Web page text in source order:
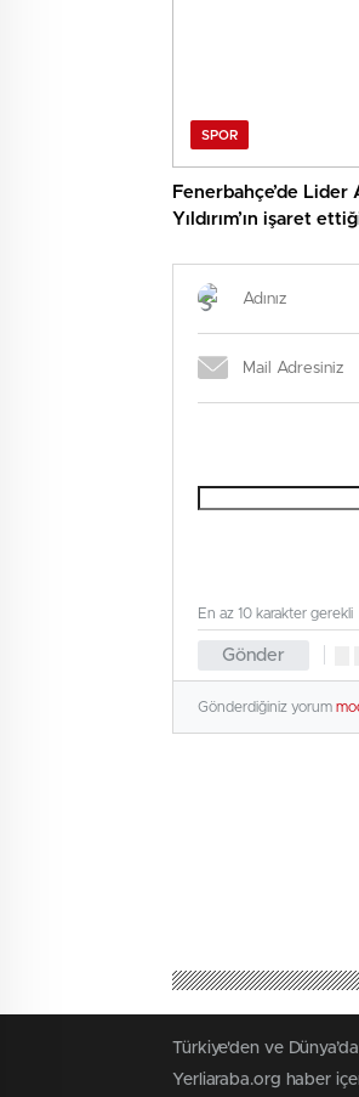
SPOR
Fenerbahçe’de Lider
Yıldırım’ın işaret
Gönder
En az 10 karakter gerekli
Gönderdiğiniz yorum
Türkiye'den ve
Yerliaraba.org haber